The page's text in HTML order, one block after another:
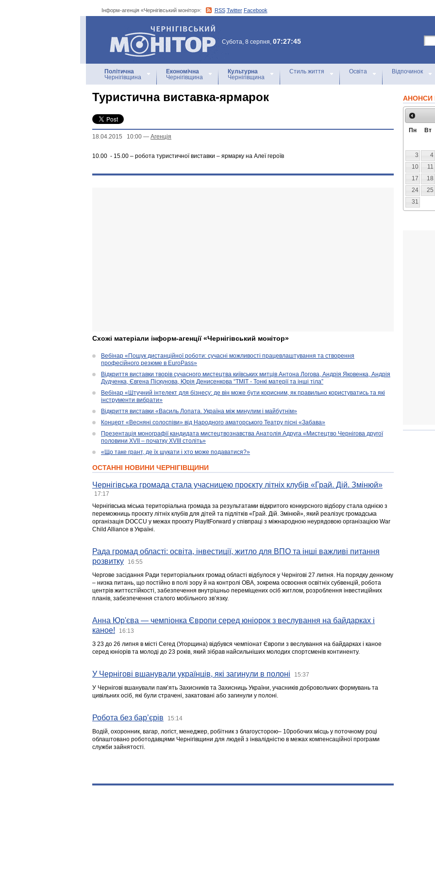
Інформ-агенція «Чернігівський монітор»: RSS Twitter Facebook
Інформ-агенція
«Чернігівський монітор»
Субота, 8 серпня, 07:27:45
Політична
Чернігівщина
Економічна
Чернігівщина
Культурна
Чернігівщина
Стиль життя Освіта Відпочинок
Туристична виставка-ярмарок
18.04.2015 10:00 — Агенцiя
10.00 - 15.00 – робота туристичної виставки – ярмарку на Алеї героїв
Схожі матеріали інформ-агенції «Чернігівський монітор»
Вебінар «Пошук дистанційної роботи: сучасні можливості працевлаштування та створення
професійного резюме в EuroPass»
Відкриття виставки творів сучасного мистецтва київських митців Антона Логова, Андрія Яковенка, Андрія
Дудченка, Євгена Піскунова, Юрія Денисенкова “ТМІТ - Тонкі матерії та інші тіла”
Вебінар «Штучний інтелект для бізнесу: де він може бути корисним, як правильно користуватись та які
інструменти вибрати»
Відкриття виставки «Василь Лопата. Україна між минулим і майбутнім»
Концерт «Весняні солоспіви» від Народного аматорського Театру пісні «Забава»
Презентація монографії кандидата мистецтвознавства Анатолія Адруга «Мистецтво Чернігова другої
половини XVII – початку XVIII століть»
«Що таке грант, де їх шукати і хто може подаватися?»
ОСТАННІ НОВИНИ ЧЕРНІГІВЩИНИ
Чернігівська громада стала учасницею проєкту літніх клубів «Грай. Дій. Змінюй»
17:17
Чернігівська міська територіальна громада за результатами відкритого конкурсного відбору стала однією з
переможниць проєкту літніх клубів для дітей та підлітків «Грай. Дій. Змінюй», який реалізує громадська
організація DOCCU у межах проєкту PlayItForward у співпраці з міжнародною неурядовою організацією War
Child Alliance в Україні.
Рада громад області: освіта, інвестиції, житло для ВПО та інші важливі питання
розвитку
16:55
Чергове засідання Ради територіальних громад області відбулося у Чернігові 27 липня. На порядку денному
– низка питань, що постійно в полі зору й на контролі ОВА, зокрема освоєння освітніх субвенцій, робота
центрів життєстійкості, забезпечення внутрішньо переміщених осіб житлом, розроблення інвестиційних
планів, забезпечення сталого мобільного зв’язку.
Анна Юр'єва — чемпіонка Європи серед юніорок з веслування на байдарках і
каное!
16:13
З 23 до 26 липня в місті Сегед (Угорщина) відбувся чемпіонат Європи з веслування на байдарках і каное
серед юніорів та молоді до 23 років, який зібрав найсильніших молодих спортсменів континенту.
У Чернігові вшанували українців, які загинули в полоні 15:37
У Чернігові вшанували пам’ять Захисників та Захисниць України, учасників добровольчих формувань та
цивільних осіб, які були страчені, закатовані або загинули у полоні.
Робота без бар’єрів 15:14
Водій, охоронник, вагар, логіст, менеджер, робітник з благоусторою– 10робочих місць у поточному році
облаштовано роботодавцями Чернігівщини для людей з інвалідністю в межах компенсаційної програми
служби зайнятості.
АНОНСИ
Пн Вт
3
4
10
11
17
18
24
25
31